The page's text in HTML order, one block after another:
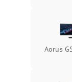
защиты от
ПоломкаAorus